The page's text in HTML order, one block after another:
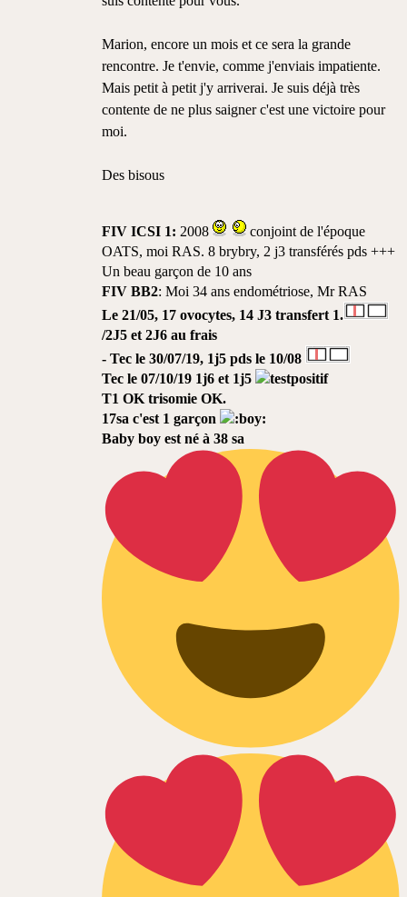
Marion, encore un mois et ce sera la grande
rencontre. Je t'envie, comme j'enviais impatiente.
Mais petit à petit j'y arriverai. Je suis déjà très
contente de ne plus saigner c'est une victoire pour
moi.
Des bisous
FIV ICSI 1: 2008
conjoint de l'époque
OATS, moi RAS. 8 brybry, 2 j3 transférés pds +++
Un beau garçon de 10 ans
FIV BB2: Moi 34 ans endométriose, Mr RAS
Le 21/05, 17 ovocytes, 14 J3 transfert 1.
/2J5 et 2J6 au frais
- Tec le 30/07/19, 1j5 pds le 10/08
Tec le 07/10/191j6 et 1j5
T1 OK trisomie OK.
17sa c'est 1 garçon
Baby boy est né à 38 sa